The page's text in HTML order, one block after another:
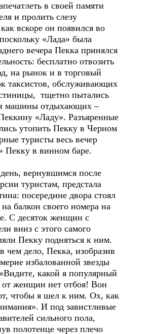
в своей памяти
и пролить слезу
вскоре он появился во
«Лада» была
вечера Пекка принялся
бесплатно отвозить
на рынок и в торговый
таксистов, обслуживающих
тщетно пытались
машины отдыхающих –
«Ладу». Разъяренные
утопить Пекку в Черном
туристы весь вечер
Пекку в винном баре.
вернувшимся после
туристам, предстала
посередине двора стоял
балкон своего номера на
С десяток женщин с
вниз с этого самого
Пекку подняться к ним.
чем дело, Пекка, изобразив
избалованной звезды
какой я популярный
от женщин нет отбоя! Вон
чтобы я шел к ним. Ох, как
И под завистливые
сильного пола,
полотенце через плечо